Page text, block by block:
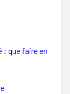
: que faire en